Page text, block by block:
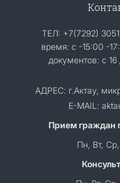
ТЕЛ: +7(7292)
время: с -15:00 -
документов: с
АДРЕС: г.Актау,
E-MAIL:
Прием граждан
Пн, Вт,